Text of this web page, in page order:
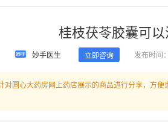
桂枝茯苓胶囊可
妙手医生 立即咨询 发布时间
对圆心大药房网上药店展示的商品进行分享，方